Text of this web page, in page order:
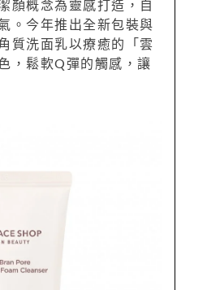
顏概念為靈感打造，自
。今年推出全新包裝與
質洗面乳以療癒的「雲
，鬆軟Q彈的觸感，讓